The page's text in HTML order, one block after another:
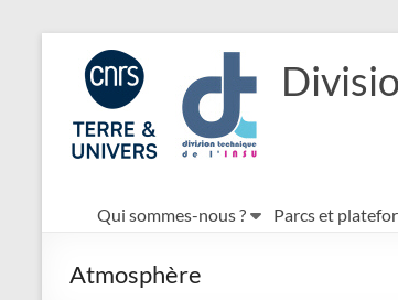
contenu
Qui sommes-nous ? Parcs et
Atmosphère